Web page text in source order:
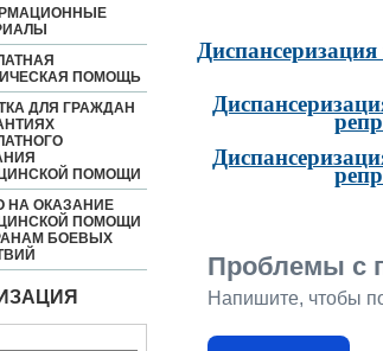
ПОМОЩЬ
ДЛЯ ГРАЖДАН
ПОМОЩИ
НА ОКАЗАНИЕ
ПОМОЩИ
БОЕВЫХ
Проблемы с
Напишите, чтобы